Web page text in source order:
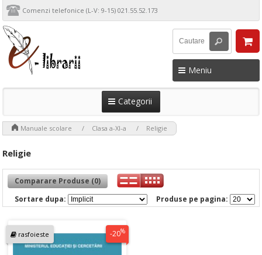
Comenzi telefonice (L-V: 9-15) 021.55.52.173
Meniu
Categorii
Manuale scolare Clasa a-XI-a Religie
Religie
Comparare Produse (0)
Produse pe pagina:
Sortare dupa:
rasfoieste -20%